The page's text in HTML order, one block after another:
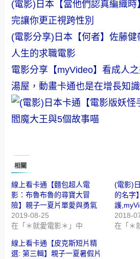
(電影)日本【當他們認真編織
完讓你更正視跨性別
(電影分享)日本【何者】佐藤
人生的求職電影
電影分享【myVideo】看成人
湯屋，動畫卡通也是在增長知識
相關
線上看卡通【麵包超人電
影：布魯布魯的尋寶大冒
險】親子一夏片單愛與勇氣
2019-08-25
在「＊就愛電影＊」中
(電影)
的名字
護
2018-
在「＊
線上看卡通【皮克斯短片精
選: 第三輯】親子一夏暑假片